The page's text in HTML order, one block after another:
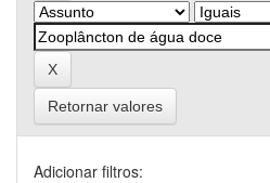
Retornar valores
Adicionar filtros: